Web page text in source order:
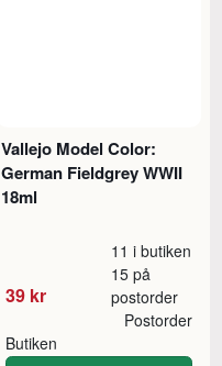
Vallejo Model Color:
German Fieldgrey WWII
18ml
39 kr
11 i butiken
15 på
postorder
Butiken
Postorder